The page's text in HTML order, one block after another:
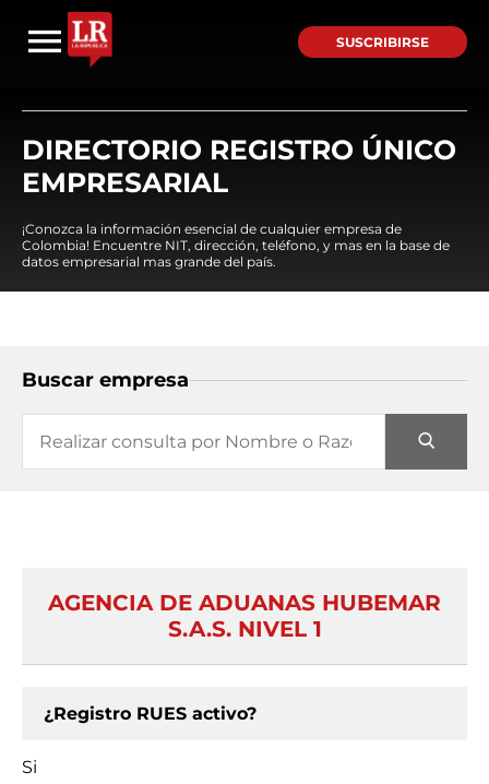
SUSCRIBIRSE
DIRECTORIO REGISTRO ÚNICO
EMPRESARIAL
¡Conozca la información esencial de cualquier empresa de
Colombia! Encuentre NIT, dirección, teléfono, y mas en la base de
datos empresarial mas grande del país.
Buscar empresa
AGENCIA DE ADUANAS HUBEMAR
S.A.S. NIVEL 1
¿Registro RUES activo?
Si